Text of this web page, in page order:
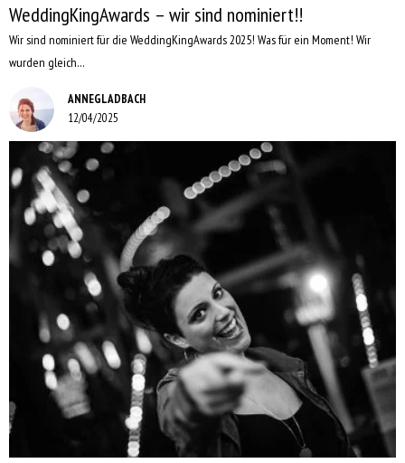
WeddingKingAwards – wir sind nominiert!!
Wir sind nominiert für die WeddingKingAwards 2025! Was für ein Moment! Wir
wurden gleich…
ANNEGLADBACH
12/04/2025